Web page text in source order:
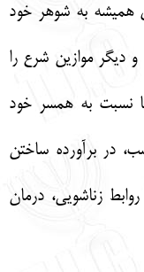
هميشه به شوهر خود
و ديگر موازين شرع را
نسبت به همسر خود
در برآورده ساختن
زناشويي، درمان